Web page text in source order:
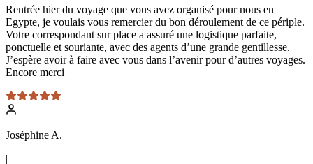
Rentrée hier du voyage que vous avez organisé pour nous en
Egypte, je voulais vous remercier du bon déroulement de ce périple.
Votre correspondant sur place a assuré une logistique parfaite,
ponctuelle et souriante, avec des agents d’une grande gentillesse.
J’espère avoir à faire avec vous dans l’avenir pour d’autres voyages.
Encore merci
Joséphine A.
|